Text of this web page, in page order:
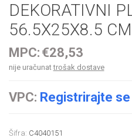
DEKORATIVNI
56.5X25X8.5 CM
MPC: €28,53
nije uračunattrošak dostave
VPC: Registrirajte
Šifra: C4040151